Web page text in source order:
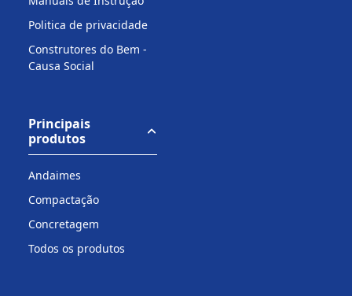
Politica de privacidade
Construtores do Bem -
Causa Social
Principais
produtos
Andaimes
Compactação
Concretagem
Todos os produtos